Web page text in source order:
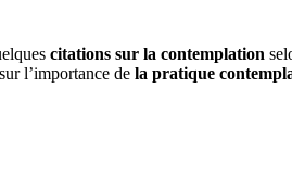
citations sur la contemplation
l’importance de la pratique